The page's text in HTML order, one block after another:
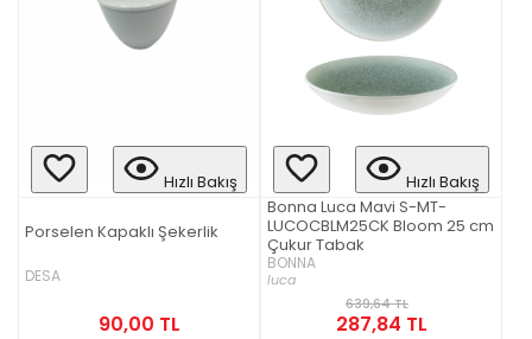
Hızlı Bakış
Porselen Kapaklı Şekerlik
DESA
90,00 TL
Hızlı Bakış
Bonna Luca Mavi S-MT-
LUCOCBLM25CK Bloom 25 cm
Çukur Tabak
BONNA
luca
639,64 TL
287,84 TL